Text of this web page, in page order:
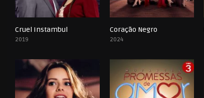
Cruel Instambul
2019
Coração Negro
2024